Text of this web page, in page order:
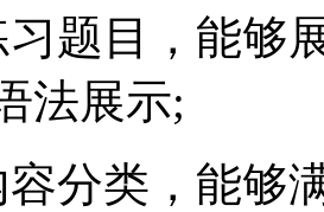
习题目，能够
法展示;
分类，能够